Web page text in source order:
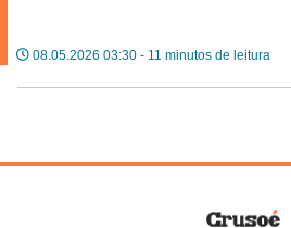
08.05.2026 03:30 - 11 minutos de leitura